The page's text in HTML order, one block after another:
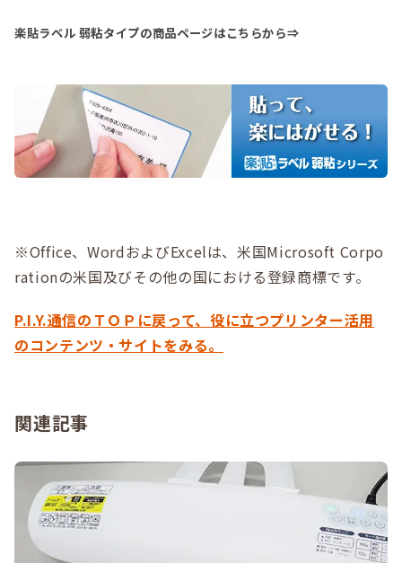
楽貼ラベル 弱粘タイプの商品ページはこちらから⇒
※Office、WordおよびExcelは、米国Microsoft Corpo
rationの米国及びその他の国における登録商標です。
P.I.Y.通信のＴＯＰに戻って、役に立つプリンター活用
のコンテンツ・サイトをみる。
関連記事